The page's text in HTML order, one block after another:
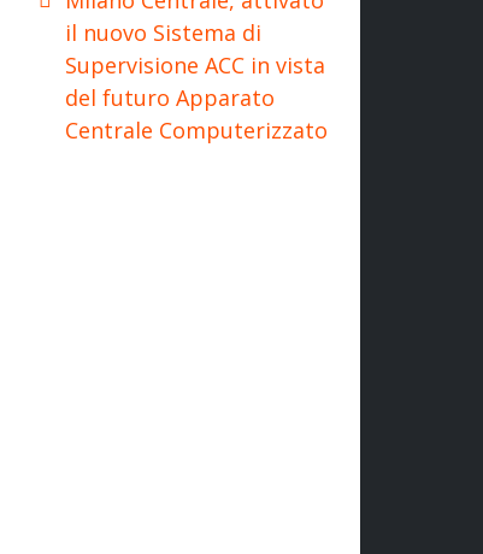
il nuovo Sistema di
Supervisione ACC in vista
del futuro Apparato
Centrale Computerizzato